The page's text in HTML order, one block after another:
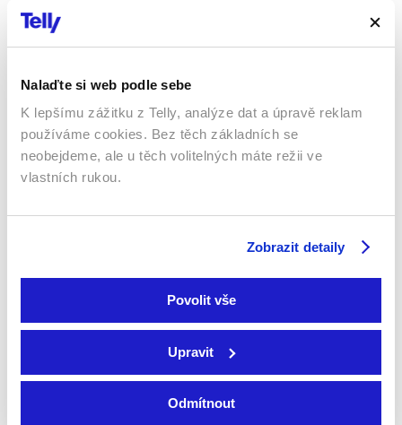
Nalaďte si web podle sebe
K lepšímu zážitku z Telly, analýze dat a úpravě reklam
používáme cookies. Bez těch základních se
neobejdeme, ale u těch volitelných máte režii ve
vlastních rukou.
Zobrazit detaily
Povolit vše
Upravit
Odmítnout
2013 | USA | 135 min
Filmy / Thrillery / Akční
Filmy / Rodinné / Romantický /
2023 | Francie, Chile,
Kyuka: Než skončí léto
2024 | Řecko | 105 min
Sledujte kdekoliv až na 6 zařízeních